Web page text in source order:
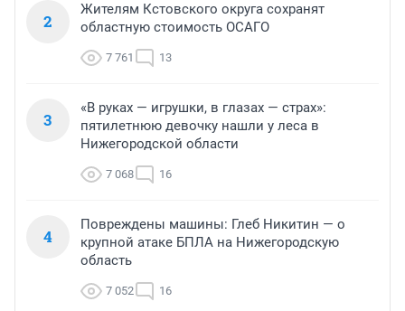
2
Жителям Кстовского округа сохранят
областную стоимость ОСАГО
7 761 13
3
«В руках — игрушки, в глазах — страх»:
пятилетнюю девочку нашли у леса в
Нижегородской области
7 068 16
4
Повреждены машины: Глеб Никитин — о
крупной атаке БПЛА на Нижегородскую
область
7 052 16